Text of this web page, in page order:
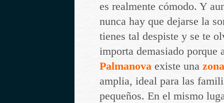
es realmente cómodo. Y
nunca hay que dejarse la
tienes tal despiste y se te
importa demasiado
Palmanova existe una
amplia, ideal para las
pequeños. En el mismo